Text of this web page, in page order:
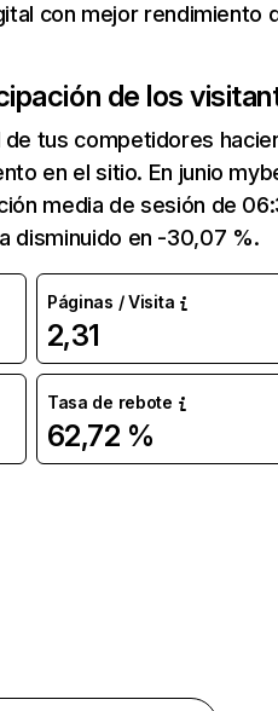
con mejor rendimiento
de los
tus competidores
en el sitio. En junio
media de sesión de
disminuido en -30,07 %.
Páginas / Visita
2,31
Tasa de rebote
62,72 %